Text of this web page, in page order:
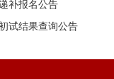
补报名公告
试结果查询公告